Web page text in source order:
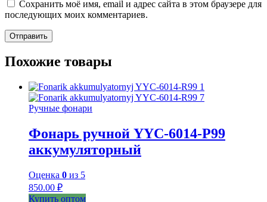
Сохранить моё имя, email и адрес сайта в этом браузере для
последующих моих комментариев.
Похожие товары
Ручные фонари
Фонарь ручной YYC-6014-Р99
аккумуляторный
Оценка 0 из 5
850.00 ₽
Купить оптом